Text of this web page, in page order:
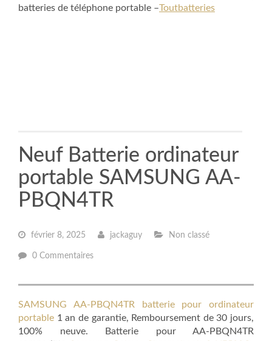
batteries de téléphone portable –Toutbatteries
Neuf Batterie ordinateur
portable SAMSUNG AA-
PBQN4TR
février 8, 2025 jackaguy Non classé
0 Commentaires
SAMSUNG AA-PBQN4TR batterie pour ordinateur
portable 1 an de garantie, Remboursement de 30 jours,
100% neuve. Batterie pour AA-PBQN4TR